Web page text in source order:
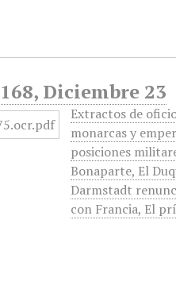
Diciembre 23
Extractos de
monarcas y
posiciones
Bonaparte, El
Darmstadt
con Francia, El